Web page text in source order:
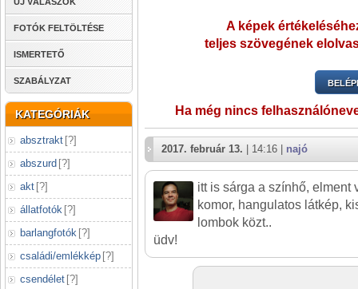
FOTÓK FELTÖLTÉSE
ISMERTETŐ
SZABÁLYZAT
KATEGÓRIÁK
absztrakt [?]
abszurd [?]
akt [?]
állatfotók [?]
barlangfotók [?]
családi/emlékkép [?]
csendélet [?]
A képek
teljes szövegének
Ha még nincs
2017. február 13. | 14:16 | najó
itt is sárga a színhő, elment
komor, hangulatos látkép,
lombok közt..
üdv!